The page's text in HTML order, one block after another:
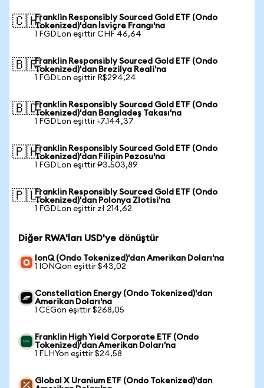
🇨🇭Franklin Responsibly Sourced Gold ETF (Ondo
Tokenized)'dan İsviçre Frangı'na
1 FGDLon eşittir CHF 46,64
🇧🇷Franklin Responsibly Sourced Gold ETF (Ondo
Tokenized)'dan Brezilya Reali'na
1 FGDLon eşittir R$294,24
🇧🇩Franklin Responsibly Sourced Gold ETF (Ondo
Tokenized)'dan Bangladeş Takası'na
1 FGDLon eşittir ৳7.144,37
🇵🇭Franklin Responsibly Sourced Gold ETF (Ondo
Tokenized)'dan Filipin Pezosu'na
1 FGDLon eşittir ₱3.503,89
🇵🇱Franklin Responsibly Sourced Gold ETF (Ondo
Tokenized)'dan Polonya Zlotisi'na
1 FGDLon eşittir zł 214,62
Diğer RWA'ları USD'ye dönüştür
IonQ (Ondo Tokenized)'dan Amerikan Doları'na
1 IONQon eşittir $43,02
Constellation Energy (Ondo Tokenized)'dan
Amerikan Doları'na
1 CEGon eşittir $268,05
Franklin High Yield Corporate ETF (Ondo
Tokenized)'dan Amerikan Doları'na
1 FLHYon eşittir $24,58
Global X Uranium ETF (Ondo Tokenized)'dan